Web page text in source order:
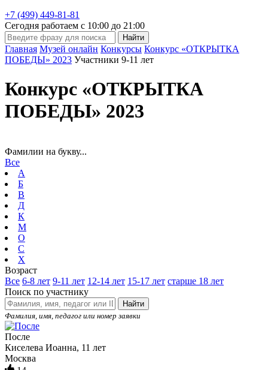
+7 (499) 449-81-81
Сегодня работаем с 10:00 до 21:00
Главная Музей онлайн Конкурсы Конкурс «ОТКРЫТКА
ПОБЕДЫ» 2023 Участники 9-11 лет
Конкурс «ОТКРЫТКА
ПОБЕДЫ» 2023
Фамилии на букву...
Все
А
Б
В
Д
К
М
О
С
Х
Возраст
Все 6-8 лет 9-11 лет 12-14 лет 15-17 лет старше 18 лет
Поиск по участнику
Найти
Фамилия, имя, педагог или номер заявки
После
Киселева Иоанна, 11 лет
Москва